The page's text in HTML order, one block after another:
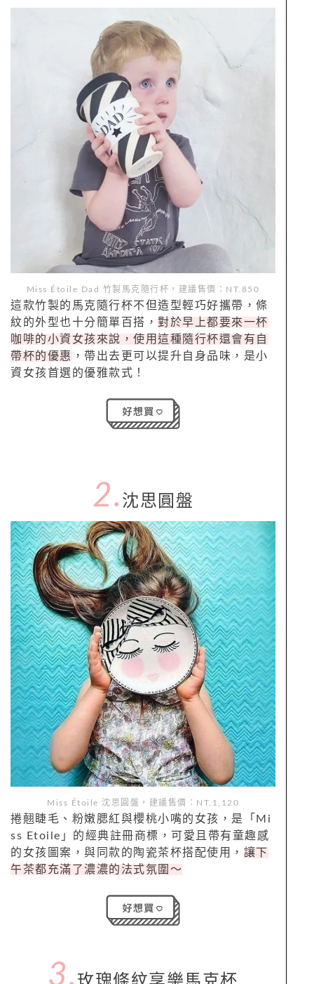
Miss Étoile Dad 竹製馬克隨行杯，建議售價：NT. 850
這款竹製的馬克隨行杯不但造型輕巧好攜帶，條
紋的外型也十分簡單百搭， 對於早上都要來一杯
咖啡的小資女孩來說，使用這種隨行杯還會有自
帶杯的優惠 ，帶出去更可以提升自身品味，是小
資女孩首選的優雅款式！
2. 沈思圓盤
Miss Étoile 沈思圓盤，建議售價：NT.1,120
捲翹睫毛、粉嫩腮紅與櫻桃小嘴的女孩，是「 Mi
ss Etoile 」的經典註冊商標，可愛且帶有童趣感
的女孩圖案，與同款的陶瓷茶杯搭配使用， 讓下
午茶都充滿了濃濃的法式氛圍 ～
3.